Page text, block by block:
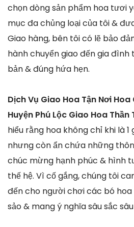
chọn dòng sản phẩm hoa tươi
mục đa chủng loại của tôi &
Giao hàng, bên tôi có lẽ bảo
hành chuyển giao đến gia đình
bản & đúng hứa hẹn.
Dịch Vụ Giao Hoa Tận Nơi
Huyện Phú Lộc Giao Hoa Thần
hiểu rằng hoa không chỉ khi là 1
nhưng còn ẩn chứa những
chúc mừng hạnh phúc & hình
thế hệ. Vì cố gắng, chúng tôi
đến cho người chơi các bó
sảo & mang ý nghĩa sâu sắc